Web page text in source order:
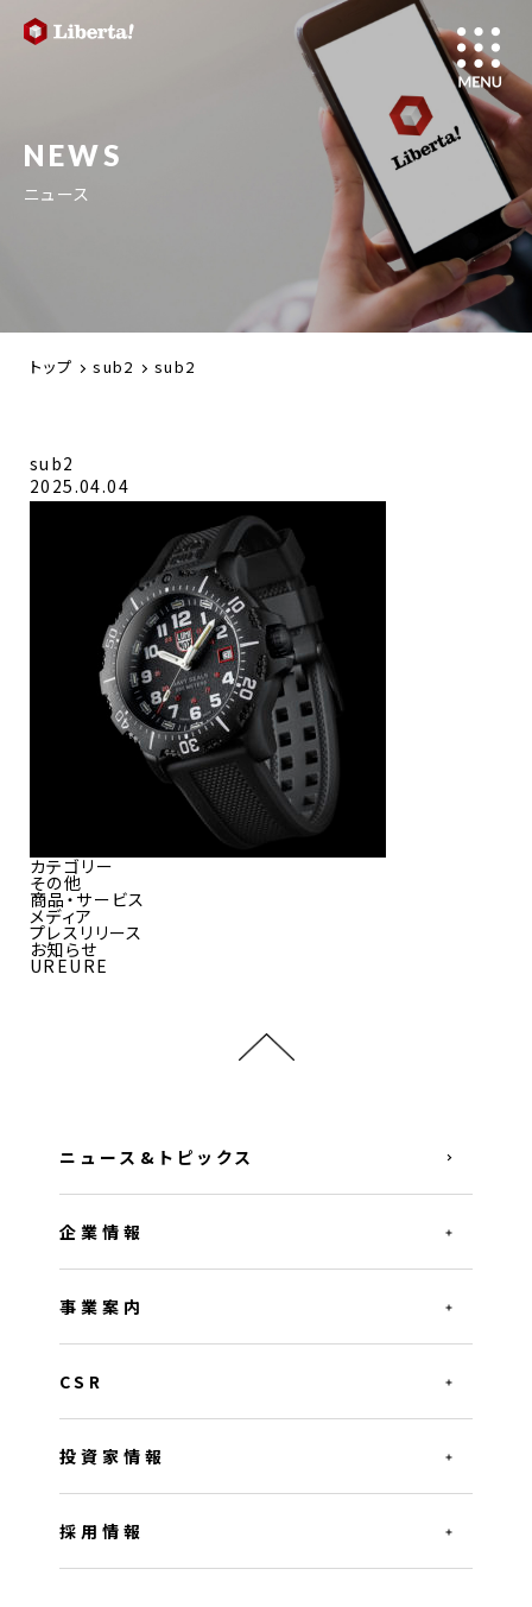
NEWS
ニュース
トップ sub2 sub2
sub2
2025.04.04
カテゴリー
その他
商品・サービス
メディア
プレスリリース
お知らせ
UREURE
ニュース&トピックス
企業情報
事業案内
CSR
投資家情報
採用情報